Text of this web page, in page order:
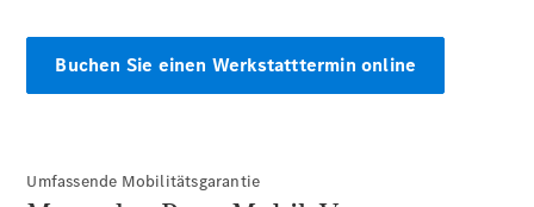
Citan
Buchen Sie einen Werkstatttermin online
Umfassende Mobilitätsgarantie